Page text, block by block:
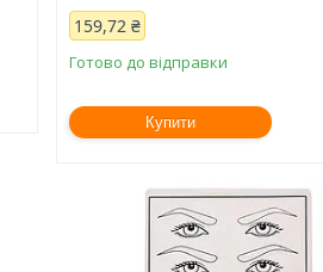
159,72 ₴
Готово до відправки
Купити